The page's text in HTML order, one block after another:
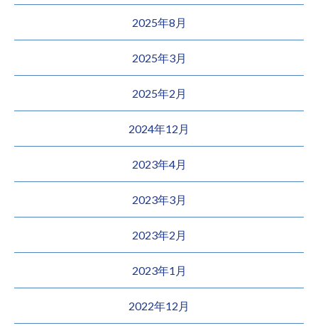
2025年8月
2025年3月
2025年2月
2024年12月
2023年4月
2023年3月
2023年2月
2023年1月
2022年12月